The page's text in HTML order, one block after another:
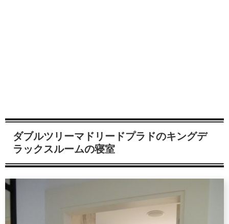
ダブルツリーマドリードプラドのキングデ
ラックスルームの寝室